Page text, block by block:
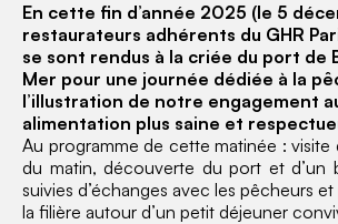
En cette fin d’année 2025 (le 5
restaurateurs adhérents du GHR
se sont rendus à la criée du port de
Mer pour une journée dédiée à la
l’illustration de notre engagement
alimentation plus saine et
Au programme de cette matinée : visite
du matin, découverte du port et d’un
suivies d’échanges avec les pêcheurs
la filière autour d’un petit déjeuner